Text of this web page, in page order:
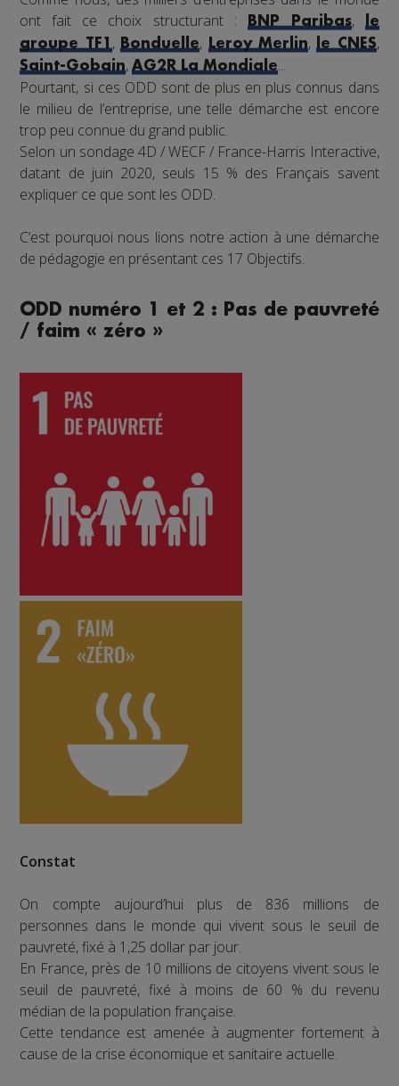
ont fait ce choix structurant :
BNP Paribas,
le
groupe TF1,Bonduelle, Leroy Merlin,le CNES,
Saint-Gobain,AG2R La Mondiale...
Pourtant, si ces ODD sont de plus en plus connus dans
le milieu de l’entreprise, une telle démarche est encore
trop peu connue du grand public.
Selon un sondage 4D / WECF / France-Harris Interactive,
datant de juin 2020, seuls 15 % des Français savent
expliquer ce que sont les ODD.
C’est pourquoi nous lions notre action à une démarche
de pédagogie en présentant ces 17 Objectifs.
ODD numéro 1 et 2 : Pas de pauvreté
/ faim « zéro »
Constat
On compte aujourd’hui plus de 836 millions de
personnes dans le monde qui vivent sous le seuil de
pauvreté, fixé à 1,25 dollar par jour.
En France, près de 10 millions de citoyens vivent sous le
seuil de pauvreté, fixé à moins de 60 % du revenu
médian de la population française.
Cette tendance est amenée à augmenter fortement à
cause de la crise économique et sanitaire actuelle.